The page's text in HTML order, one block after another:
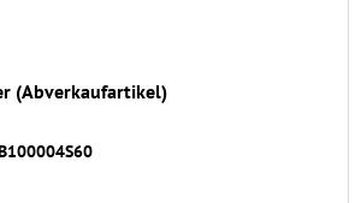
(Abverkaufartikel)